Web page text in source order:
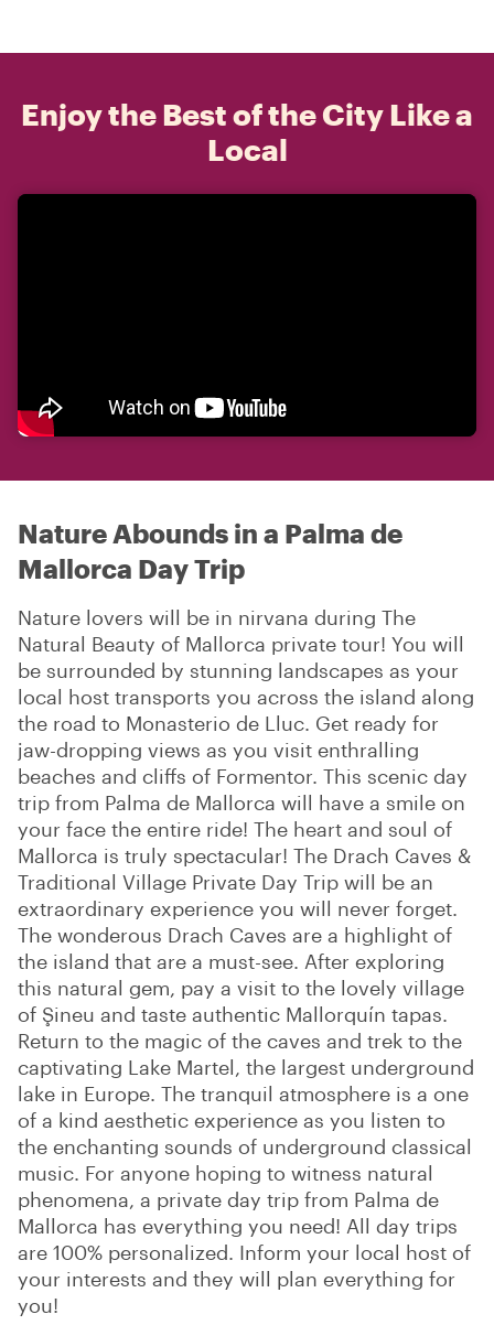
Enjoy the Best of the City Like a
Local
Nature Abounds in a Palma de
Mallorca Day Trip
Nature lovers will be in nirvana during The
Natural Beauty of Mallorca private tour! You will
be surrounded by stunning landscapes as your
local host transports you across the island along
the road to Monasterio de Lluc. Get ready for
jaw-dropping views as you visit enthralling
beaches and cliffs of Formentor. This scenic day
trip from Palma de Mallorca will have a smile on
your face the entire ride! The heart and soul of
Mallorca is truly spectacular! The Drach Caves &
Traditional Village Private Day Trip will be an
extraordinary experience you will never forget.
The wonderous Drach Caves are a highlight of
the island that are a must-see. After exploring
this natural gem, pay a visit to the lovely village
of Şineu and taste authentic Mallorquín tapas.
Return to the magic of the caves and trek to the
captivating Lake Martel, the largest underground
lake in Europe. The tranquil atmosphere is a one
of a kind aesthetic experience as you listen to
the enchanting sounds of underground classical
music. For anyone hoping to witness natural
phenomena, a private day trip from Palma de
Mallorca has everything you need! All day trips
are 100% personalized. Inform your local host of
your interests and they will plan everything for
you!